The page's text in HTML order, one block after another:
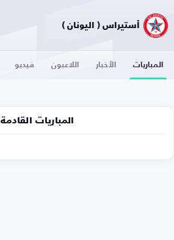
أستيراس ( اليونان )
المباريات الأخبار اللاعبون فيديو
المباريات القادمة